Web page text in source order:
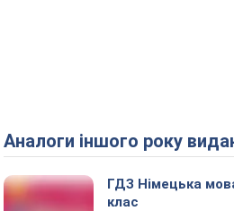
Аналоги іншого року
ГДЗ Німецька
клас